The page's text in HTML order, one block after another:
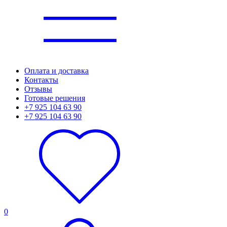
Оплата и доставка
Контакты
Отзывы
Готовые решения
+7 925 104 63 90
+7 925 104 63 90
0